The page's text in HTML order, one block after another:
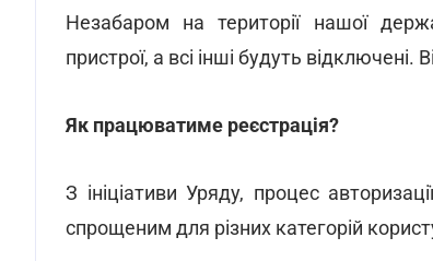
Незабаром на території нашої
пристрої, а всі інші будуть відключені.
Як працюватиме реєстрація?
З ініціативи Уряду, процес
спрощеним для різних категорій